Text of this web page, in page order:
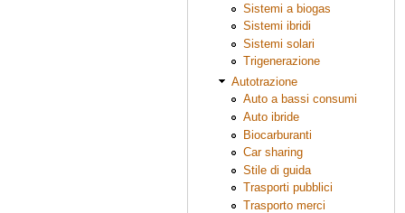
Sistemi a biogas
Sistemi ibridi
Sistemi solari
Trigenerazione
Autotrazione
Auto a bassi consumi
Auto ibride
Biocarburanti
Car sharing
Stile di guida
Trasporti pubblici
Trasporto merci